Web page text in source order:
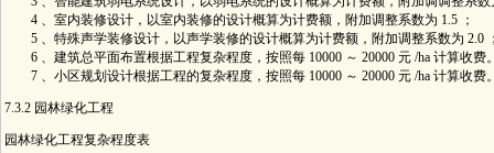
4 、室内装修设计，以室内装修的设计概算为计费额，附加调整系数为 1.5 ；
5 、特殊声学装修设计，以声学装修的设计概算为计费额，附加调整系数为 2.0
6 、建筑总平面布置根据工程复杂程度，按照每 10000 ～ 20000 元 /ha 计算收
7 、小区规划设计根据工程的复杂程度，按照每 10000 ～ 20000 元 /ha 计算收费
7.3.2 园林绿化工程
园林绿化工程复杂程度表